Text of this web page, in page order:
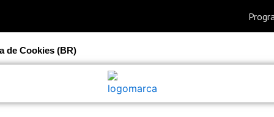
de Cookies (BR)